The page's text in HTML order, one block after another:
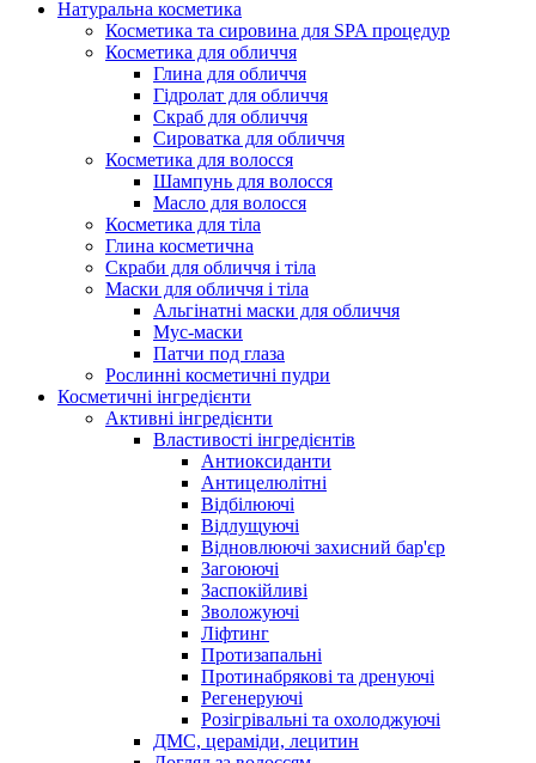
Натуральна косметика
Косметика та сировина для SPA процедур
Косметика для обличчя
Глина для обличчя
Гідролат для обличчя
Скраб для обличчя
Сироватка для обличчя
Косметика для волосся
Шампунь для волосся
Масло для волосся
Косметика для тіла
Глина косметична
Скраби для обличчя і тіла
Маски для обличчя і тіла
Альгінатні маски для обличчя
Мус-маски
Патчи под глаза
Рослинні косметичні пудри
Косметичні інгредієнти
Активні інгредієнти
Властивості інгредієнтів
Антиоксиданти
Антицелюлітні
Відбілюючі
Відлущуючі
Відновлюючі захисний бар'єр
Загоюючі
Заспокійливі
Зволожуючі
Ліфтинг
Протизапальні
Протинабрякові та дренуючі
Регенеруючі
Розігрівальні та охолоджуючі
ДМС, цераміди, лецитин